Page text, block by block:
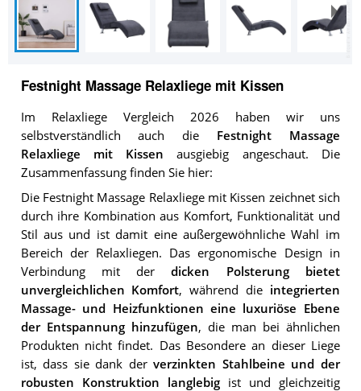
Festnight Massage Relaxliege mit Kissen
Im Relaxliege Vergleich 2026 haben wir uns
selbstverständlich auch die Festnight Massage
Relaxliege mit Kissen ausgiebig angeschaut. Die
Zusammenfassung finden Sie hier:
Die Festnight Massage Relaxliege mit Kissen zeichnet sich
durch ihre Kombination aus Komfort, Funktionalität und
Stil aus und ist damit eine außergewöhnliche Wahl im
Bereich der Relaxliegen. Das ergonomische Design in
Verbindung mit derdicken Polsterung bietet
unvergleichlichen Komfort, während die integrierten
Massage- und Heizfunktionen eine luxuriöse Ebene
der Entspannung hinzufügen, die man bei ähnlichen
Produkten nicht findet. Das Besondere an dieser Liege
ist, dass sie dank derverzinkten Stahlbeine und der
robusten Konstruktion langlebigist und gleichzeitig